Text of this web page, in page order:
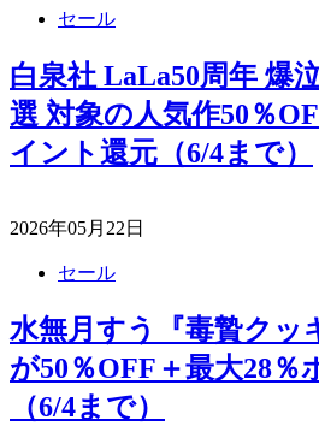
セール
白泉社 LaLa50周年 爆
選 対象の人気作50％
イント還元（6/4まで）
2026年05月22日
セール
水無月すう『毒贄クッ
が50％OFF＋最大28％
（6/4まで）